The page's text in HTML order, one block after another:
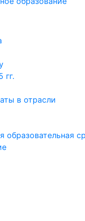
гг.
в отрасли
образовательная